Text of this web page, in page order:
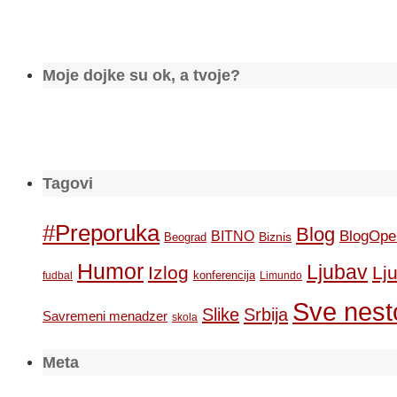
Moje dojke su ok, a tvoje?
Tagovi
#Preporuka Beograd BITNO Biznis Blog
fudbal Humor Izlog konferencija Limundo Ljubav
Savremeni menadzer skola Slike Srbija Sve
Meta